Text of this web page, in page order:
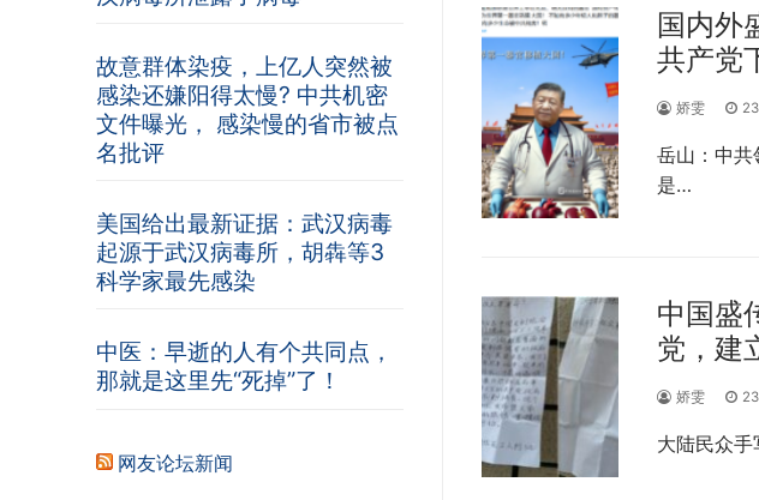
国内外
共产党
娇雯
岳山：中共
是…
中国盛
党，建
娇雯
大陆民众
故意群体染疫，上亿人突然被
感染还嫌阳得太慢? 中共机密
文件曝光， 感染慢的省市被点
名批评
美国给出最新证据：武汉病毒
起源于武汉病毒所，胡犇等3
科学家最先感染
中医：早逝的人有个共同点，
那就是这里先“死掉”了！
网友论坛新闻